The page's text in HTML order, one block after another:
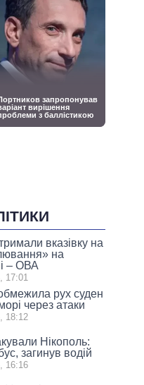
вказівку на
на
– ОВА
17:01
рух суден
через атаки
18:12
Нікополь:
загинув водій
16:16